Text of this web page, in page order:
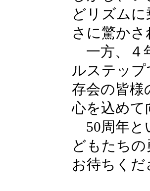
どリズム
さに驚かさ
一方、４
ルステッ
存会の皆様
心を込めて
50周年と
どもたち
お待ちくだ